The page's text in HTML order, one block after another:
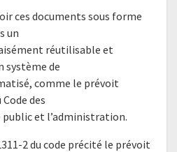
ces documents sous forme
un
réutilisable et
système de
comme le prévoit
des
et l’administration.
2 du code précité le prévoit